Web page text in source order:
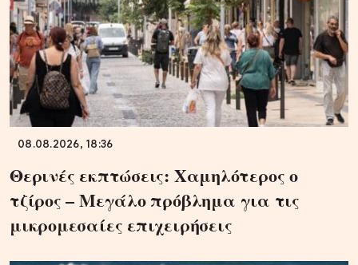
08.08.2026, 18:36
Θερινές εκπτώσεις: Χαμηλότερος ο
τζίρος – Μεγάλο πρόβλημα για τις
μικρομεσαίες επιχειρήσεις